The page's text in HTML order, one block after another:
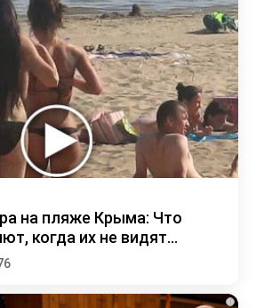
на пляже Крыма: Что
когда их не видят...
i